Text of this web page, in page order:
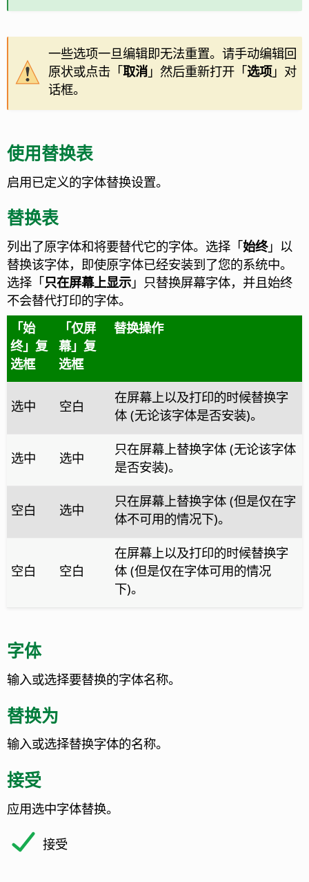
一些选项一旦编辑即无法重置。请手动编辑回
原状或点击「取消」然后重新打开「选项」对
话框。
使用替换表
启用已定义的字体替换设置。
替换表
列出了原字体和将要替代它的字体。选择「始终」以
替换该字体，即使原字体已经安装到了您的系统中。
选择「只在屏幕上显示 」只替换屏幕字体，并且始终
不会替代打印的字体。
「始
终」复
选框
「仅屏
幕」复
选框
替换操作
选中 空白
在屏幕上以及打印的时候替换字
体 (无论该字体是否安装)。
选中 选中
只在屏幕上替换字体 (无论该字体
是否安装)。
空白 选中
只在屏幕上替换字体 (但是仅在字
体不可用的情况下)。
空白 空白
在屏幕上以及打印的时候替换字
体 (但是仅在字体可用的情况
下)。
字体
输入或选择要替换的字体名称。
替换为
输入或选择替换字体的名称。
接受
应用选中字体替换。
接受